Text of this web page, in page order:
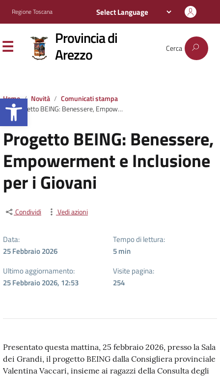
Apri la barra degli strumenti
Regione Toscana
Provincia di
Arezzo Cerca
Home Novità
Comunicati stampa
Progetto BEING: Benessere, Empowerment e Inclusione per i Giovani
Progetto BEING: Benessere,
Empowerment e Inclusione
per i Giovani
Condividi Vedi azioni
Data:
25 Febbraio 2026
Tempo di lettura:
5min
Ultimo aggiornamento:
25 Febbraio 2026, 12:53
Visite pagina:
254
Presentato questa mattina, 25 febbraio 2026, presso la Sala
dei Grandi, il progetto BEING dalla Consigliera provinciale
Valentina Vaccari, insieme ai ragazzi della Consulta degli